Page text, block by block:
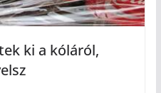
ki a kóláról,